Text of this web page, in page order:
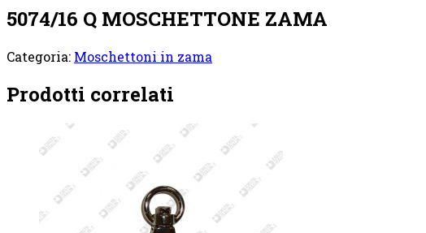
5074/16 Q MOSCHETTONE ZAMA
Categoria: Moschettoni in zama
Prodotti correlati